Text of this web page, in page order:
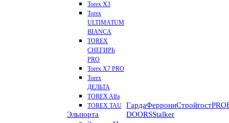
Torex Х3
Torex
ULTIMATUM
BIANCA
TOREX
СНЕГИРЬ
PRO
Torex X7 PRO
Torex
ДЕЛЬТА
TOREX Alfa
TOREX TAU
Эльпорта
ГардаФеррониСтройгост
DOORSStalker